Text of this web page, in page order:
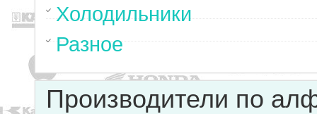
Холодильники
Разное
Производители по